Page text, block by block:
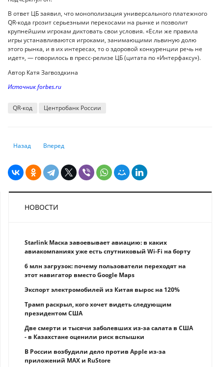
В ответ ЦБ заявил, что монополизация универсального платежного
QR-кода грозит серьезными перекосами на рынке и позволит
крупнейшим игрокам диктовать свои условия. «Если же правила
игры устанавливаются игроками, занимающими львиную долю
этого рынка, и в их интересах, то о здоровой конкуренции речь не
идет», — говорилось в пресс-релизе ЦБ (цитата по «Интерфаксу»).
Автор Катя Загвоздкина
Источник forbes.ru
QR-код Центробанк России
Предыдущий: Банкиры делятся итогами уходящего года
Назад Следующий: Нацфонд Казахстана сравнили с норвежским:
Вперед
НОВОСТИ
Starlink Маска завоевывает авиацию: в каких
авиакомпаниях уже есть спутниковый Wi-Fi на борту
6 млн загрузок: почему пользователи переходят на
этот навигатор вместо Google Maps
Экспорт электромобилей из Китая вырос на 120%
Трамп раскрыл, кого хочет видеть следующим
президентом США
Две смерти и тысячи заболевших из-за салата в США
- в Казахстане оценили риск вспышки
В России возбудили дело против Apple из-за
приложений MAX и RuStore